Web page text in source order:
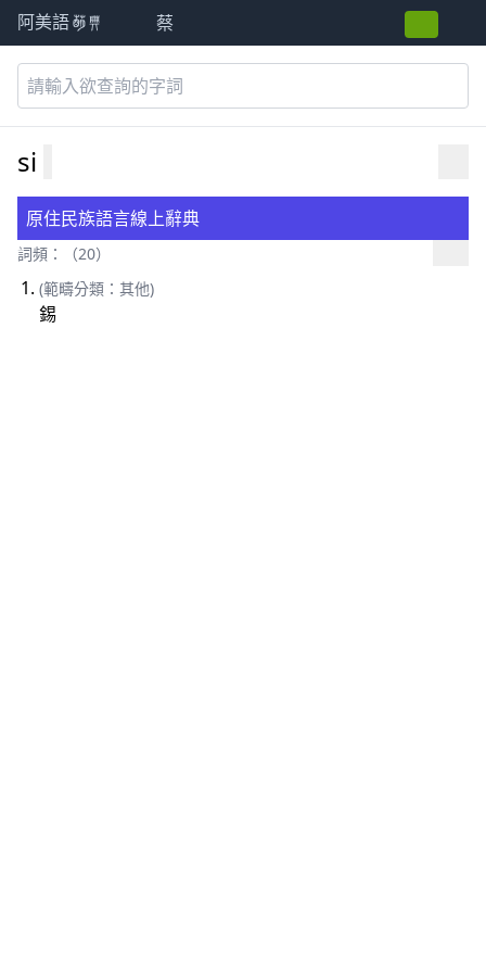
阿美語萌典 蔡
si
原住民族語言線上辭典
詞頻：（20）
(範疇分類：其他)
錫